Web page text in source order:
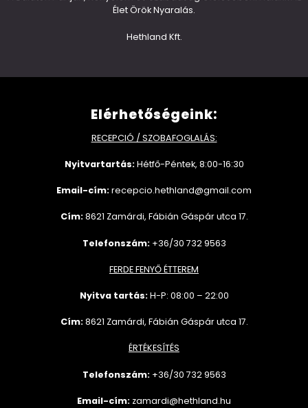
Élet Örök Nyaralás.
Hethland Kft.
Elérhetőségeink:
RECEPCIÓ / SZOBAFOGLALÁS:
Nyitvartartás:Hétfő-Péntek, 8:00-16:30
Email-cím:recepcio.hethland@gmail.com
Cím:8621 Zamárdi, Fábián Gáspár utca 17.
Telefonszám: +36/30 732 9563
FERDE FENYŐ ÉTTEREM
Nyitva tartás:H-P: 08:00 – 22:00
Cím:8621 Zamárdi, Fábián Gáspár utca 17.
ÉRTÉKESÍTÉS
Telefonszám: +36/30 7329563
Email-cím: zamardi@hethland.hu